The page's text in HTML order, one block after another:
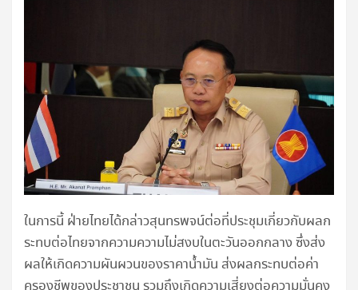
ในการนี้ ฝ่ายไทยได้กล่าวสุนทรพจน์ต่อที่ประชุมเกี่ยวกับผลก
ระทบต่อไทยจากความความไม่สงบในตะวันออกกลาง ซึ่งส่ง
ผลให้เกิดความผันผวนของราคาน้ำมัน ส่งผลกระทบต่อค่า